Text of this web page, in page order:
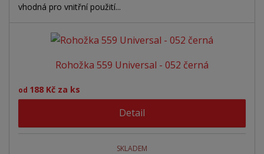
vhodná pro vnitřní použití...
Rohožka 559 Universal - 052 černá
od 188 Kč za ks
Detail
SKLADEM